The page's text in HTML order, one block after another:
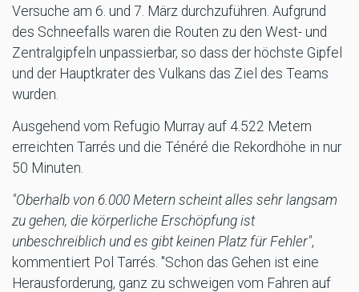
Versuche am 6. und 7. März durchzuführen. Aufgrund
des Schneefalls waren die Routen zu den West- und
Zentralgipfeln unpassierbar, so dass der höchste Gipfel
und der Hauptkrater des Vulkans das Ziel des Teams
wurden.
Ausgehend vom Refugio Murray auf 4.522 Metern
erreichten Tarrés und die Ténéré die Rekordhöhe in nur
50 Minuten.
"Oberhalb von 6.000 Metern scheint alles sehr langsam
zu gehen, die körperliche Erschöpfung ist
unbeschreiblich und es gibt keinen Platz für Fehler",
kommentiert Pol Tarrés. "Schon das Gehen ist eine
Herausforderung, ganz zu schweigen vom Fahren auf